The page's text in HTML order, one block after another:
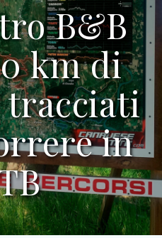
B&B
km di
in